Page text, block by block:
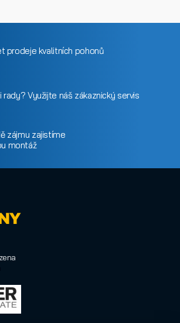
prodeje kvalitních pohonů
rady? Využijte náš zákaznický servis
zájmu zajistíme
montáž